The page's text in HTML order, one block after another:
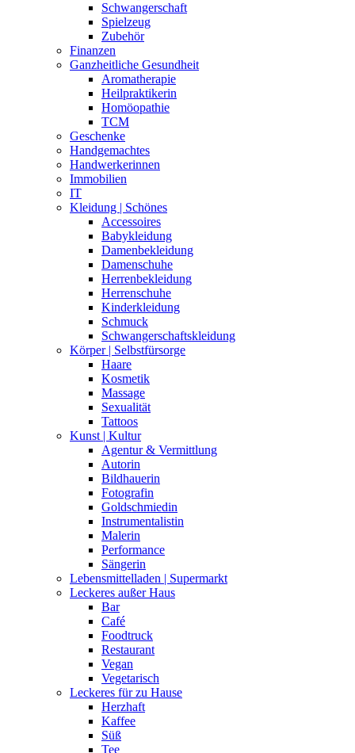
Schwangerschaft
Spielzeug
Zubehör
Finanzen
Ganzheitliche Gesundheit
Aromatherapie
Heilpraktikerin
Homöopathie
TCM
Geschenke
Handgemachtes
Handwerkerinnen
Immobilien
IT
Kleidung | Schönes
Accessoires
Babykleidung
Damenbekleidung
Damenschuhe
Herrenbekleidung
Herrenschuhe
Kinderkleidung
Schmuck
Schwangerschaftskleidung
Körper | Selbstfürsorge
Haare
Kosmetik
Massage
Sexualität
Tattoos
Kunst | Kultur
Agentur & Vermittlung
Autorin
Bildhauerin
Fotografin
Goldschmiedin
Instrumentalistin
Malerin
Performance
Sängerin
Lebensmittelladen | Supermarkt
Leckeres außer Haus
Bar
Café
Foodtruck
Restaurant
Vegan
Vegetarisch
Leckeres für zu Hause
Herzhaft
Kaffee
Süß
Tee